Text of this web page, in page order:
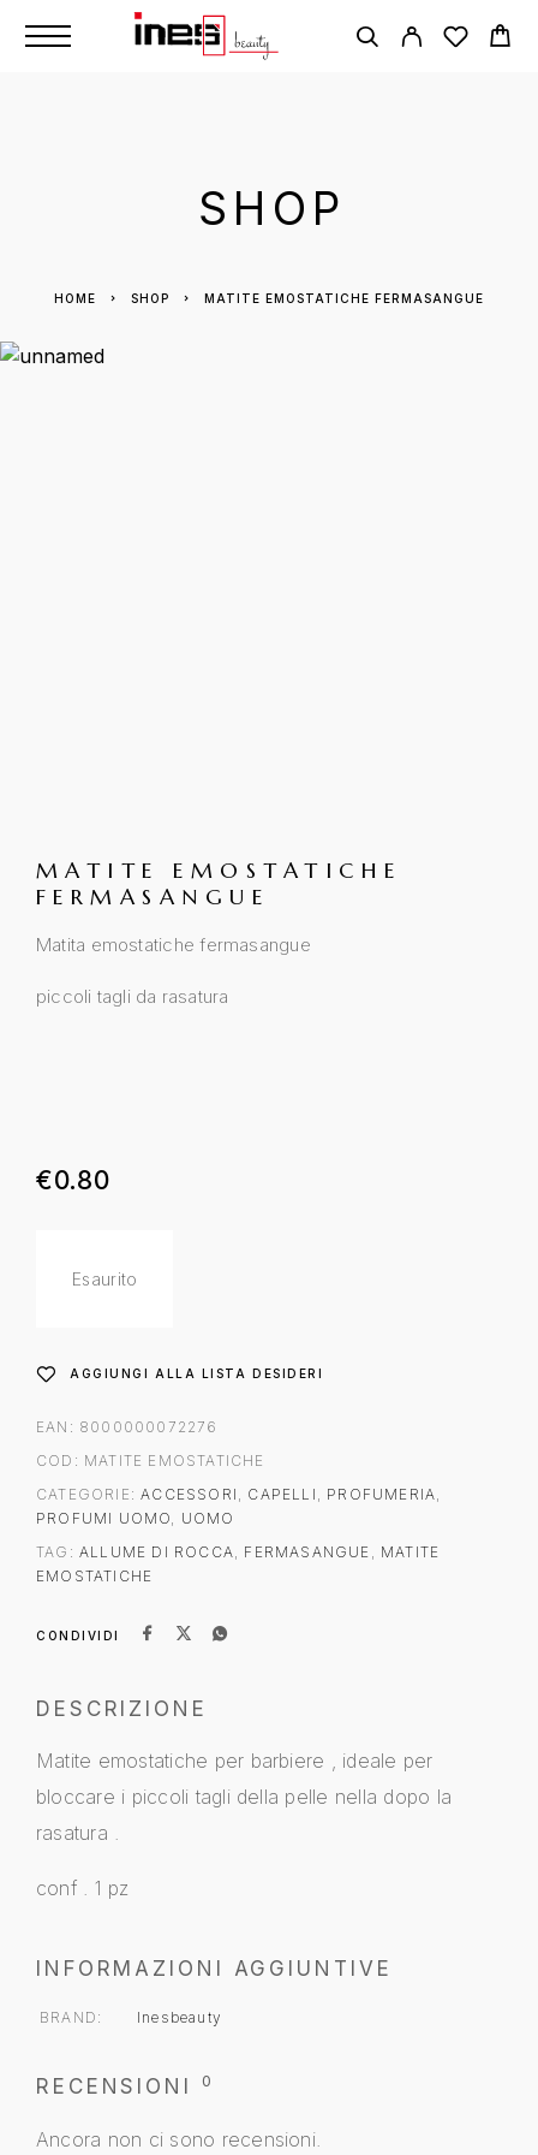
SHOP
HOME SHOP MATITE EMOSTATICHE FERMASANGUE
MATITE EMOSTATICHE
FERMASANGUE
Matita emostatiche fermasangue
piccoli tagli da rasatura
€0.80
Esaurito
AGGIUNGI ALLA LISTA DESIDERI
EAN: 8000000072276
COD: MATITE EMOSTATICHE
CATEGORIE:ACCESSORI , CAPELLI , PROFUMERIA,
PROFUMI UOMO, UOMO
TAG: ALLUME DI ROCCA, FERMASANGUE , MATITE
EMOSTATICHE
CONDIVIDI
DESCRIZIONE
Matite emostatiche per barbiere , ideale per
bloccare i piccoli tagli della pelle nella dopo la
rasatura .
conf . 1 pz
INFORMAZIONI AGGIUNTIVE
BRAND Inesbeauty
RECENSIONI 0
Ancora non ci sono recensioni.